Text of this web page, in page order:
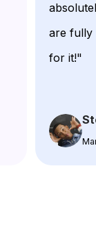
are fully
for it!"